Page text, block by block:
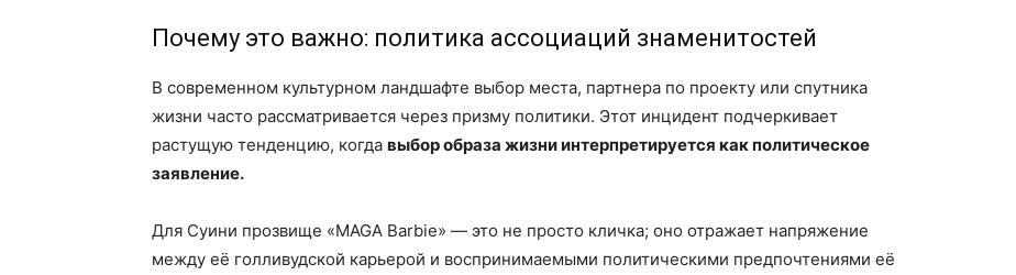
Почему это важно: политика ассоциаций знаменитостей
В современном культурном ландшафте выбор места, партнера по проекту или спутника
жизни часто рассматривается через призму политики. Этот инцидент подчеркивает
растущую тенденцию, когда выбор образа жизни интерпретируется как политическое
заявление.
Для Суини прозвище «MAGA Barbie» — это не просто кличка; оно отражает напряжение
между её голливудской карьерой и воспринимаемыми политическими предпочтениями её